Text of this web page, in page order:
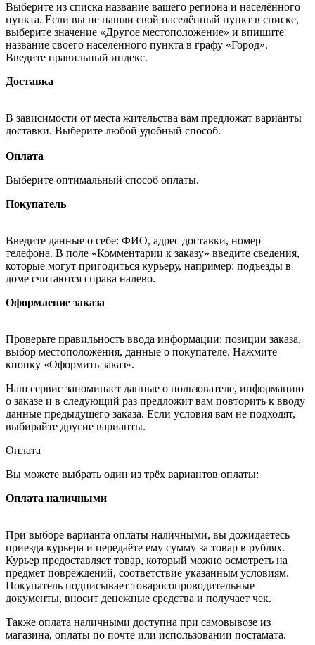
Выберите из списка название вашего региона и населённого
пункта. Если вы не нашли свой населённый пункт в списке,
выберите значение «Другое местоположение» и впишите
название своего населённого пункта в графу «Город».
Введите правильный индекс.
Доставка
В зависимости от места жительства вам предложат варианты
доставки. Выберите любой удобный способ.
Оплата
Выберите оптимальный способ оплаты.
Покупатель
Введите данные о себе: ФИО, адрес доставки, номер
телефона. В поле «Комментарии к заказу» введите сведения,
которые могут пригодиться курьеру, например: подъезды в
доме считаются справа налево.
Оформление заказа
Проверьте правильность ввода информации: позиции заказа,
выбор местоположения, данные о покупателе. Нажмите
кнопку «Оформить заказ».
Наш сервис запоминает данные о пользователе, информацию
о заказе и в следующий раз предложит вам повторить к вводу
данные предыдущего заказа. Если условия вам не подходят,
выбирайте другие варианты.
Оплата
Вы можете выбрать один из трёх вариантов оплаты:
Оплата наличными
При выборе варианта оплаты наличными, вы дожидаетесь
приезда курьера и передаёте ему сумму за товар в рублях.
Курьер предоставляет товар, который можно осмотреть на
предмет повреждений, соответствие указанным условиям.
Покупатель подписывает товаросопроводительные
документы, вносит денежные средства и получает чек.
Также оплата наличными доступна при самовывозе из
магазина, оплаты по почте или использовании постамата.